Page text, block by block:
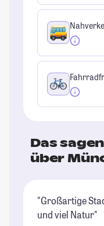
Das
über
"Großartige
und viel Natur"